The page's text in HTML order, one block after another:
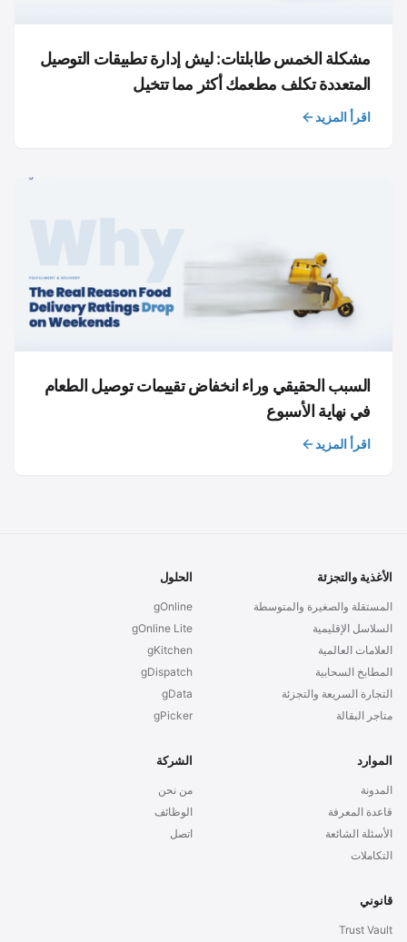
مشكلة الخمس طابلتات: ليش إدارة تطبيقات التوصيل
المتعددة تكلف مطعمك أكثر مما تتخيل
اقرأ المزيد
السبب الحقيقي وراء انخفاض تقييمات توصيل الطعام
في نهاية الأسبوع
اقرأ المزيد
الأغذية والتجزئة
المستقلة والصغيرة والمتوسطة
السلاسل الإقليمية
العلامات العالمية
المطابخ السحابية
التجارة السريعة والتجزئة
متاجر البقالة
الحلول
gOnline
gOnline Lite
gKitchen
gDispatch
gData
gPicker
الموارد
المدونة
قاعدة المعرفة
الأسئلة الشائعة
التكاملات
الشركة
من نحن
الوظائف
اتصل
قانوني
Trust Vault